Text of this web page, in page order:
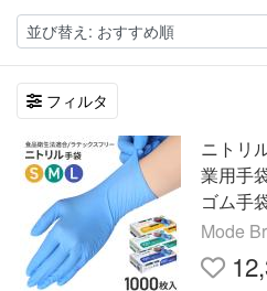
フィルタ
ニトリ
業用手
ゴム手
袋 食品
Mode